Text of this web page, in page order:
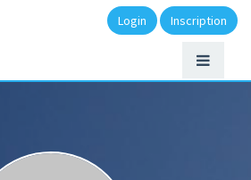
Login Inscription